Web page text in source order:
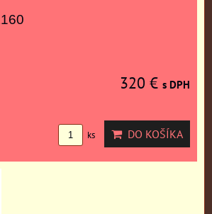
320 € s DPH
ks DO KOŠÍKA